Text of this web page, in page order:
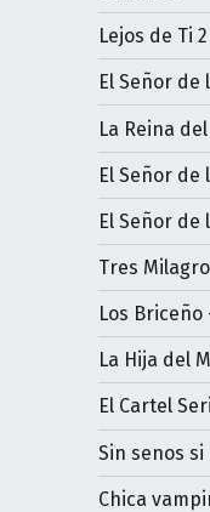
Lejos de Ti
El Señor de
La Reina
El Señor de
El Señor de
Tres
Los
La Hija del
El Cartel
Sin senos
Chica